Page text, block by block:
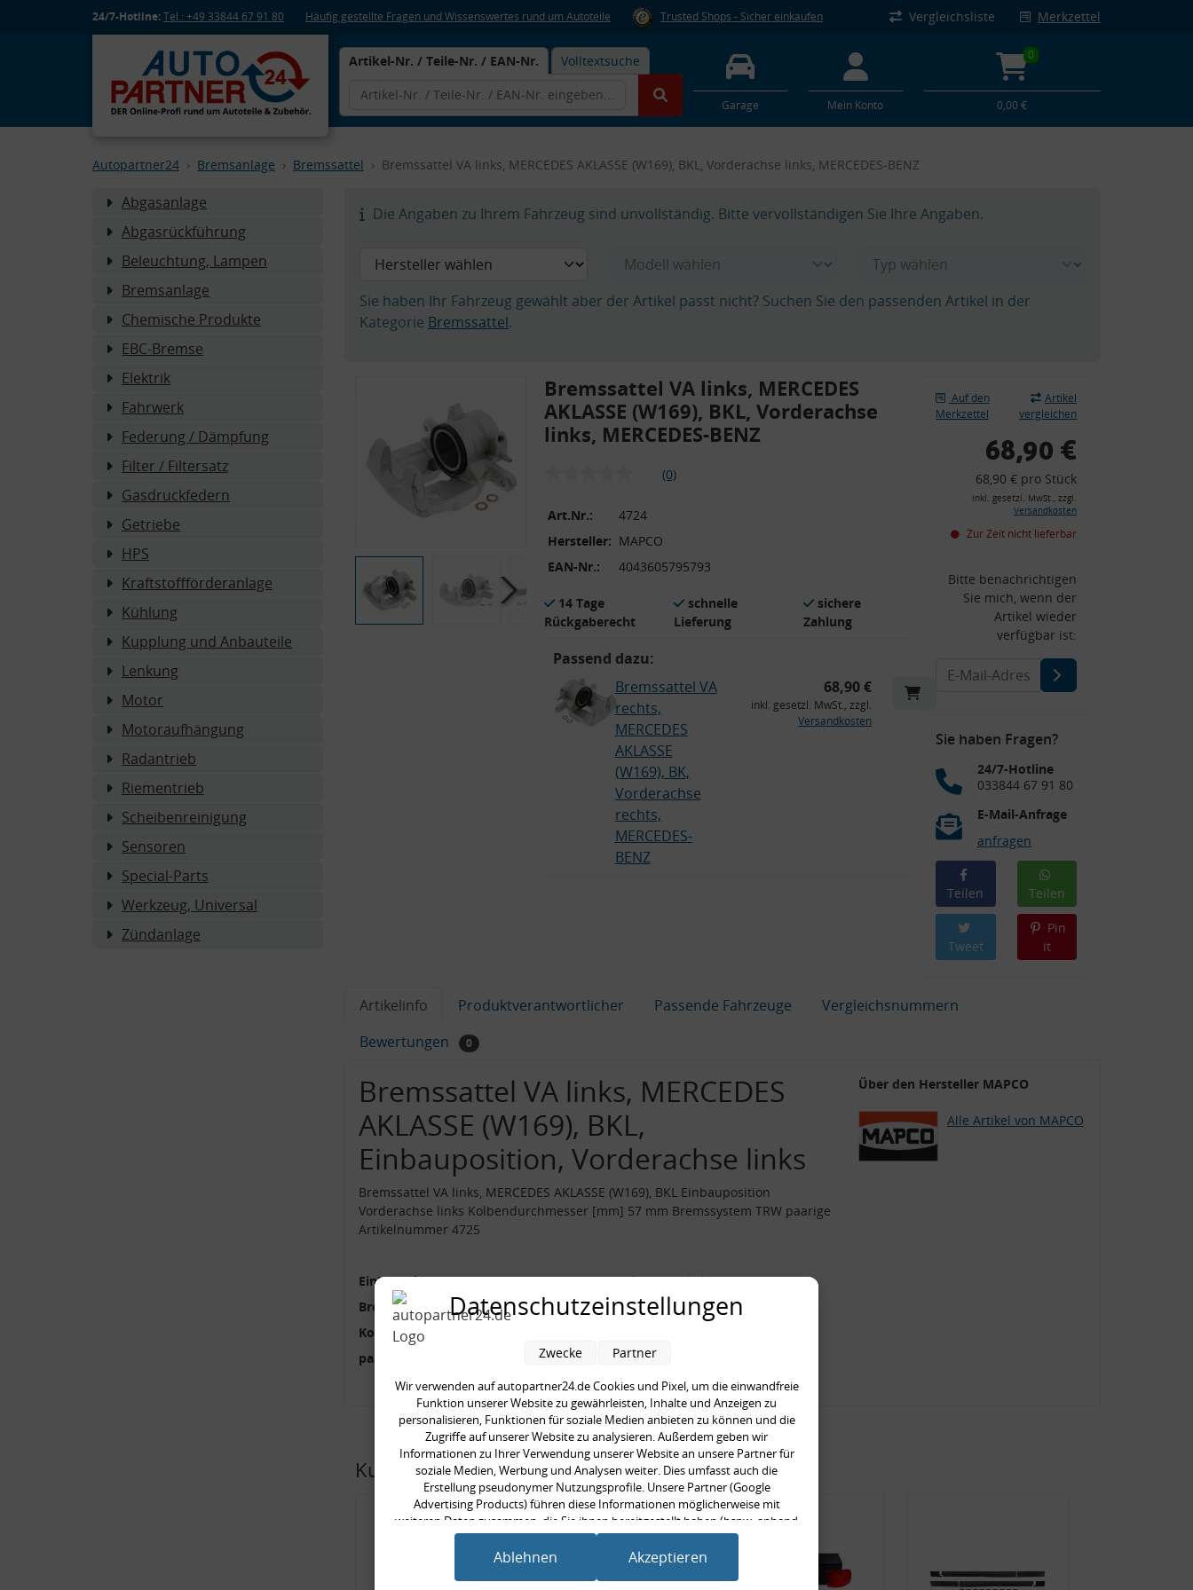
24/7-Hotline:Tel.: +49 33844 67 91 80 Häufig gestellte Fragen und Wissenswertes rund um Autoteile Trusted Shops - Sicher einkaufen Vergleichsliste Merkzettel
Artikel-Nr. / Teile-Nr. / EAN-Nr. Volltextsuche
Garage Mein Konto
0
0,00 €
Autopartner24 Bremsanlage Bremssattel Bremssattel VA links, MERCEDES AKLASSE (W169), BKL, Vorderachse links, MERCEDES-BENZ
Abgasanlage
Abgasrückführung
Beleuchtung, Lampen
Bremsanlage
Chemische Produkte
EBC-Bremse
Elektrik
Fahrwerk
Federung / Dämpfung
Filter / Filtersatz
Gasdruckfedern
Getriebe
HPS
Kraftstoffförderanlage
Kühlung
Kupplung und Anbauteile
Lenkung
Motor
Motoraufhängung
Radantrieb
Riementrieb
Scheibenreinigung
Sensoren
Special-Parts
Werkzeug, Universal
Zündanlage
Die Angaben zu Ihrem Fahrzeug sind unvollständig. Bitte vervollständigen Sie Ihre Angaben.
Sie haben Ihr Fahrzeug gewählt aber der Artikel passt nicht? Suchen Sie den passenden Artikel in der
Kategorie Bremssattel.
Bremssattel VA links, MERCEDES
AKLASSE (W169), BKL, Vorderachse
links, MERCEDES-BENZ
(0)
Art.Nr.:
4724
Hersteller: MAPCO
EAN-Nr.:
4043605795793
14 Tage
Rückgaberecht
schnelle
Lieferung
sichere
Zahlung
Passend dazu:
Bremssattel VA
rechts,
MERCEDES
AKLASSE
(W169), BK,
Vorderachse
rechts,
MERCEDES-
BENZ
68,90 €
inkl. gesetzl. MwSt., zzgl.
Versandkosten
Auf den
Merkzettel
Artikel
vergleichen
68,90 €
68,90 € pro Stück
inkl. gesetzl. MwSt., zzgl.
Versandkosten
Zur Zeit nicht lieferbar
Bitte benachrichtigen
Sie mich, wenn der
Artikel wieder
verfügbar ist:
Sie haben Fragen?
24/7-Hotline
033844 67 91 80
E-Mail-Anfrage
anfragen
Teilen Teilen
Tweet
Pin
it
Artikelinfo Produktverantwortlicher Passende Fahrzeuge
Vergleichsnummern
Bewertungen
0
Bremssattel VA links, MERCEDES
AKLASSE (W169), BKL,
Einbauposition, Vorderachse links
Bremssattel VA links, MERCEDES AKLASSE (W169), BKL Einbauposition
Vorderachse links Kolbendurchmesser [mm] 57 mm Bremssystem TRW paarige
Artikelnummer 4725
Einbauseite:
Vorderachse links
Bremssystem:
TRW
Kolbendurchmesser [mm]:
paarige Artikelnummer:
4725
Über den Hersteller MAPCO
Alle Artikel von MAPCO
Kunden kauften auch
Datenschutzeinstellungen
Wir verwenden auf autopartner24.de Cookies und Pixel, um die einwandfreie
Funktion unserer Website zu gewährleisten, Inhalte und Anzeigen zu
personalisieren, Funktionen für soziale Medien anbieten zu können und die
Zugriffe auf unserer Website zu analysieren. Außerdem geben wir
Informationen zu Ihrer Verwendung unserer Website an unsere Partner für
soziale Medien, Werbung und Analysen weiter. Dies umfasst auch die
Erstellung pseudonymer Nutzungsprofile. Unsere Partner (Google
Advertising Products) führen diese Informationen möglicherweise mit
weiteren Daten zusammen, die Sie ihnen bereitgestellt haben (bspw. anhand
eines persönlichen Accounts) oder welche sie im Rahmen Ihrer Nutzung der
Dienste gesammelt haben (bspw. Nutzungsdaten anderer Geräte). Ihre
Einwilligung zur Nutzung von Cookies und Pixeln können Sie jederzeit
Zwecke Partner
Ablehnen Akzeptieren